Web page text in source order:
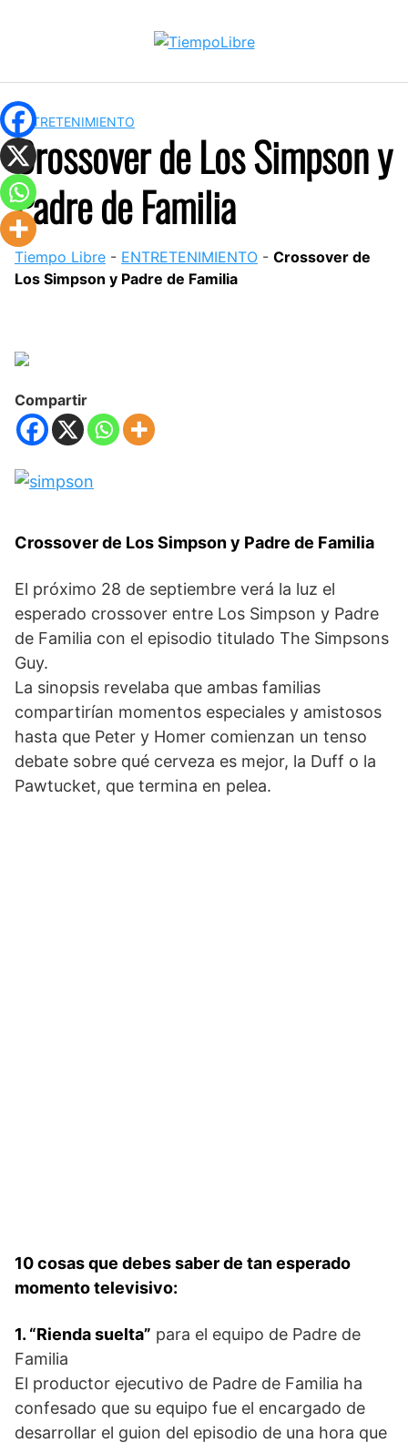
ENTRETENIMIENTO
Crossover de Los Simpson y
Padre de Familia
Tiempo Libre - ENTRETENIMIENTO - Crossover de
Los Simpson y Padre de Familia
Compartir
Crossover de Los Simpson y Padre de Familia
El próximo 28 de septiembre verá la luz el
esperado crossover entre Los Simpson y Padre
de Familia con el episodio titulado The Simpsons
Guy.
La sinopsis revelaba que ambas familias
compartirían momentos especiales y amistosos
hasta que Peter y Homer comienzan un tenso
debate sobre qué cerveza es mejor, la Duff o la
Pawtucket, que termina en pelea.
10 cosas que debes saber de tan esperado
momento televisivo:
1. “Rienda suelta” para el equipo de Padre de
Familia
El productor ejecutivo de Padre de Familia ha
confesado que su equipo fue el encargado de
desarrollar el guion del episodio de una hora que